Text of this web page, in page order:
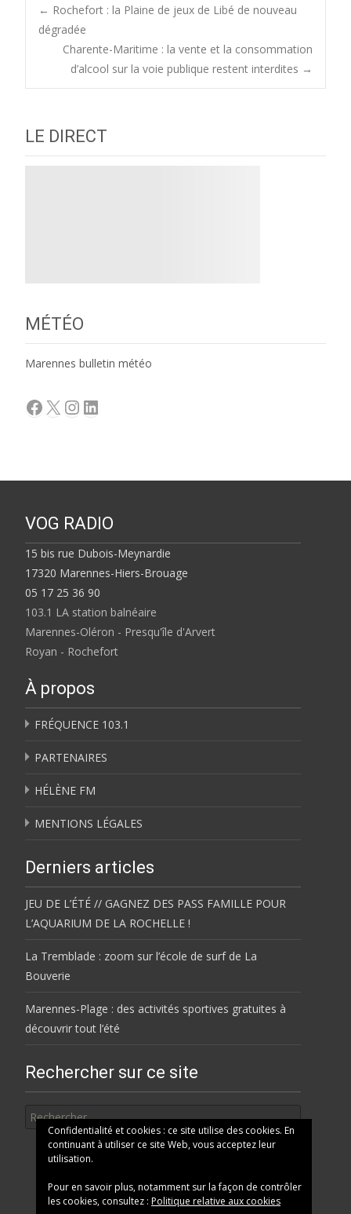
Post
navigation
← Rochefort : la Plaine de jeux de Libé de nouveau
dégradée
Charente-Maritime : la vente et la consommation
d’alcool sur la voie publique restent interdites →
LE DIRECT
MÉTÉO
Marennes bulletin météo
Facebook
X Instagram
LinkedIn
VOG RADIO
15 bis rue Dubois-Meynardie
17320 Marennes-Hiers-Brouage
05 17 25 36 90
103.1 LA station balnéaire
Marennes-Oléron - Presqu'île d'Arvert
Royan - Rochefort
À propos
FRÉQUENCE 103.1
PARTENAIRES
HÉLÈNE FM
MENTIONS LÉGALES
Derniers articles
JEU DE L’ÉTÉ // GAGNEZ DES PASS FAMILLE POUR
L’AQUARIUM DE LA ROCHELLE !
La Tremblade : zoom sur l’école de surf de La
Bouverie
Marennes-Plage : des activités sportives gratuites à
découvrir tout l’été
Rechercher sur ce site
Confidentialité et cookies : ce site utilise des cookies. En
continuant à utiliser ce site Web, vous acceptez leur
utilisation.
Pour en savoir plus, notamment sur la façon de contrôler
les cookies, consultez : Politique relative aux cookies